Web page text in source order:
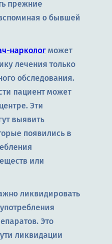
прежние
о бывшей
нарколог может
лечения только
обследования.
пациент может
Эти
выявить
появились в
или
ликвидировать
Это
ликвидации